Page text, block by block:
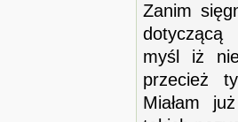
Zanim
myśl iż
przecież
Miałam